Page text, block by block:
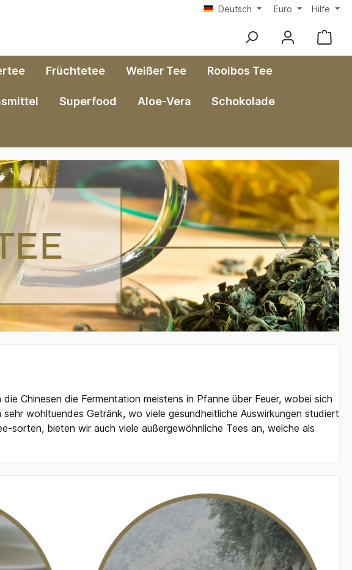
Deutsch Euro Hilfe
Früchtetee Weißer Tee Rooibos Tee
Superfood Aloe-Vera Schokolade
Chinesen die Fermentation meistens in Pfanne über Feuer, wobei sich
wohltuendes Getränk, wo viele gesundheitliche Auswirkungen studiert
sorten, bieten wir auch viele außergewöhnliche Tees an, welche als